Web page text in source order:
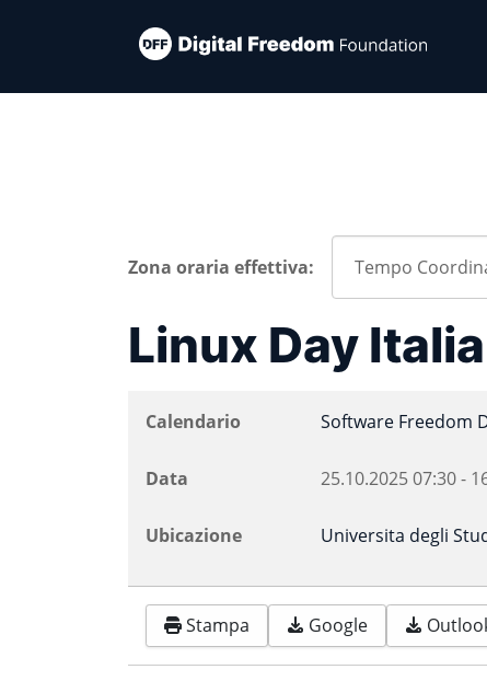
Zona oraria effettiva:
Linux Day
Calendario Software Freedom
Data 25.10.202507:30-
Ubicazione Universita degli
Stampa Google